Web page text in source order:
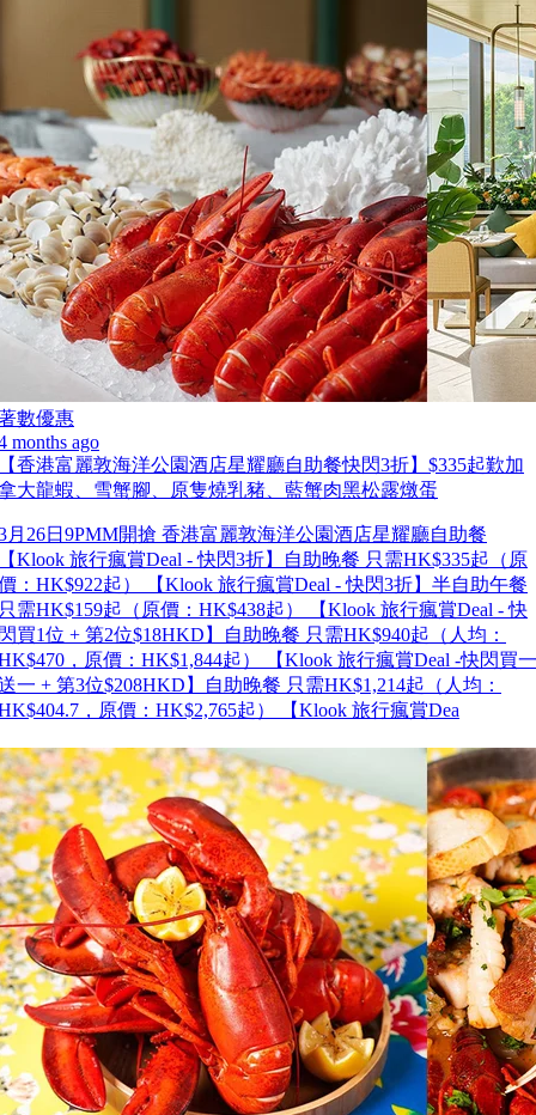
數優惠
months ago
香港富麗敦海洋公園酒店星耀廳自助餐快閃3折】$335起歎加
大龍蝦、雪蟹腳、原隻燒乳豬、藍蟹肉黑松露燉蛋
月26日9PMM開搶 香港富麗敦海洋公園酒店星耀廳自助餐
Klook 旅行瘋賞Deal - 快閃3折】自助晚餐 只需HK$335起（原
：HK$922起） 【Klook 旅行瘋賞Deal - 快閃3折】半自助午餐
需HK$159起（原價：HK$438起） 【Klook 旅行瘋賞Deal - 快
買1位 + 第2位$18HKD】自助晚餐 只需HK$940起（人均：
，原價：HK$1,844起） 【Klook 旅行瘋賞Deal -快閃買一
一 + 第3位$208HKD】自助晚餐 只需HK$1,214起（人均：
，原價：HK$2,765起） 【Klook 旅行瘋賞Dea